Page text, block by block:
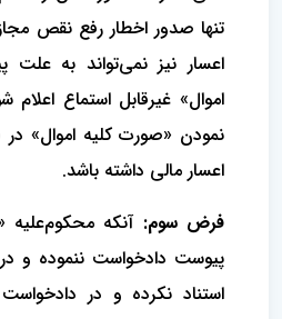
تنها صدور اخطار رفع نقص
اعسار نیز نمى‌تواند به
اموال» غیرقابل استماع
نمودن «صورت کلیه اموال»
اعسار مالى داشته باشد.
فرض سوم:آنکه محکوم‌علیه
پیوست دادخواست ننموده و
استناد نکرده و در دادخواست